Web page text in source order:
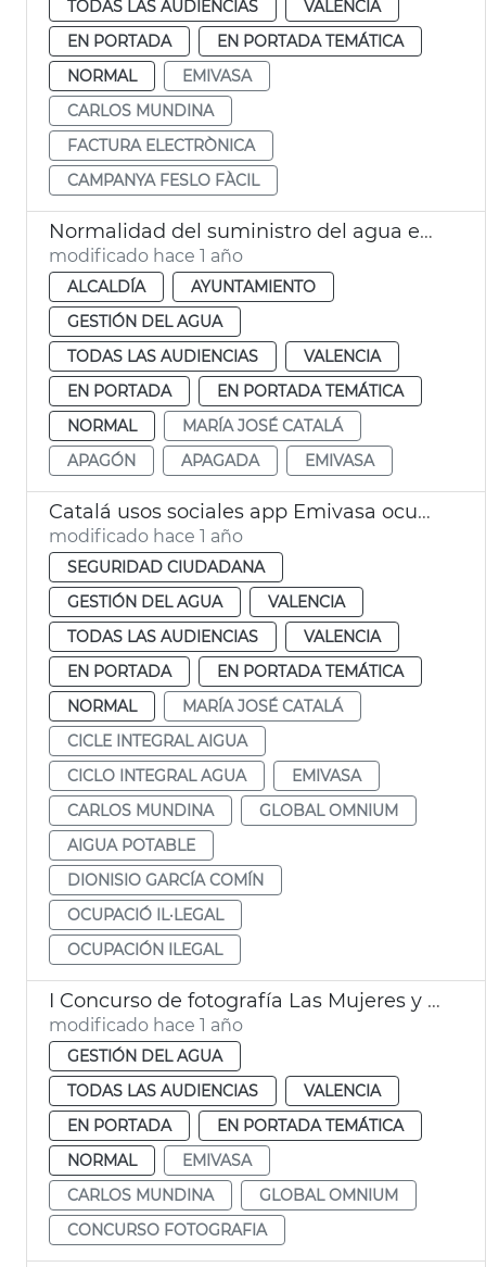
TODAS LAS AUDIENCIAS
VALENCIA
EN PORTADA
EN PORTADA TEMÁTICA
NORMAL
EMIVASA
CARLOS MUNDINA
FACTURA ELECTRÒNICA
CAMPANYA FESLO FÀCIL
Normalidad del suministro del agua en València tras el apagón
modificado hace 1 año
ALCALDÍA
AYUNTAMIENTO
GESTIÓN DEL AGUA
TODAS LAS AUDIENCIAS
VALENCIA
EN PORTADA
EN PORTADA TEMÁTICA
NORMAL
MARÍA JOSÉ CATALÁ
APAGÓN
APAGADA EMIVASA
Catalá usos sociales app Emivasa ocupación ilegal
modificado hace 1 año
SEGURIDAD CIUDADANA
GESTIÓN DEL AGUA
VALENCIA
TODAS LAS AUDIENCIAS
VALENCIA
EN PORTADA
EN PORTADA TEMÁTICA
NORMAL
MARÍA JOSÉ CATALÁ
CICLE INTEGRAL AIGUA
CICLO INTEGRAL AGUA
EMIVASA
CARLOS MUNDINA
GLOBAL OMNIUM
AIGUA POTABLE
DIONISIO GARCÍA COMÍN
OCUPACIÓ IL·LEGAL
OCUPACIÓN ILEGAL
I Concurso de fotografía Las Mujeres y el Agua
modificado hace 1 año
GESTIÓN DEL AGUA
TODAS LAS AUDIENCIAS
VALENCIA
EN PORTADA
EN PORTADA TEMÁTICA
NORMAL
EMIVASA
CARLOS MUNDINA
GLOBAL OMNIUM
CONCURSO FOTOGRAFIA